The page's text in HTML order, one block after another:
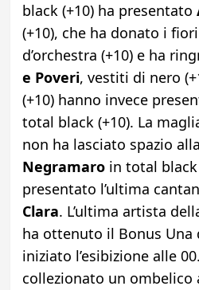
black (+10) ha presentato
(+10), che ha donato i
d’orchestra (+10) e ha
e Poveri, vestiti di nero
(+10) hanno invece
total black (+10). La
non ha lasciato spazio
Negramaroin total black
presentato l’ultima
Clara. L’ultima artista
ha ottenuto il Bonus Una
iniziato l’esibizione alle
collezionato un ombelico